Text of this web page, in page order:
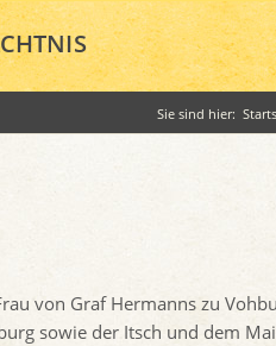
Sie sind hier:
von Graf Hermanns zu
sowie der Itsch und dem